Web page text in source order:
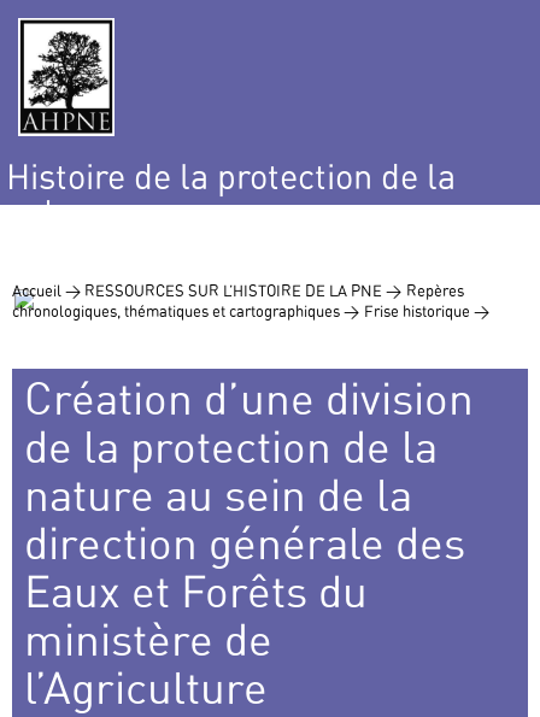
Histoire de la protection de la
nature
Accueil > RESSOURCES SUR L’HISTOIRE DE LA PNE > Repères
chronologiques, thématiques et cartographiques > Frise historique >
Création d’une division
de la protection de la
nature au sein de la
direction générale des
Eaux et Forêts du
ministère de
l’Agriculture